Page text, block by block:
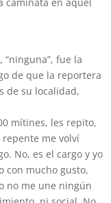
fue la
de que la reportera
de su localidad,
mítines, les repito,
me volví
No, es el cargo y yo
con mucho gusto,
no me une ningún